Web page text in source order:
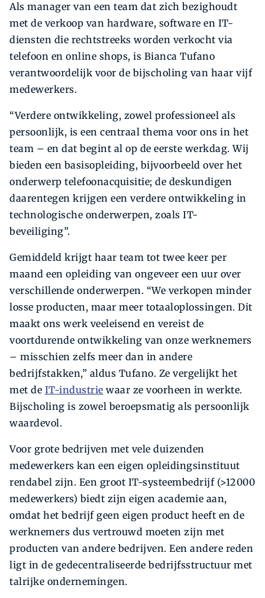
Als manager van een team dat zich bezighoudt
met de verkoop van hardware, software en IT-
diensten die rechtstreeks worden verkocht via
telefoon en online shops, is Bianca Tufano
verantwoordelijk voor de bijscholing van haar vijf
medewerkers.
“Verdere ontwikkeling, zowel professioneel als
persoonlijk, is een centraal thema voor ons in het
team – en dat begint al op de eerste werkdag. Wij
bieden een basisopleiding, bijvoorbeeld over het
onderwerp telefoonacquisitie; de deskundigen
daarentegen krijgen een verdere ontwikkeling in
technologische onderwerpen, zoals IT-
beveiliging”.
Gemiddeld krijgt haar team tot twee keer per
maand een opleiding van ongeveer een uur over
verschillende onderwerpen. “We verkopen minder
losse producten, maar meer totaaloplossingen. Dit
maakt ons werk veeleisend en vereist de
voortdurende ontwikkeling van onze werknemers
– misschien zelfs meer dan in andere
bedrijfstakken,” aldus Tufano. Ze vergelijkt het
met de IT-industrie waar ze voorheen in werkte.
Bijscholing is zowel beroepsmatig als persoonlijk
waardevol.
Voor grote bedrijven met vele duizenden
medewerkers kan een eigen opleidingsinstituut
rendabel zijn. Een groot IT-systeembedrijf (>12000
medewerkers) biedt zijn eigen academie aan,
omdat het bedrijf geen eigen product heeft en de
werknemers dus vertrouwd moeten zijn met
producten van andere bedrijven. Een andere reden
ligt in de gedecentraliseerde bedrijfsstructuur met
talrijke ondernemingen.